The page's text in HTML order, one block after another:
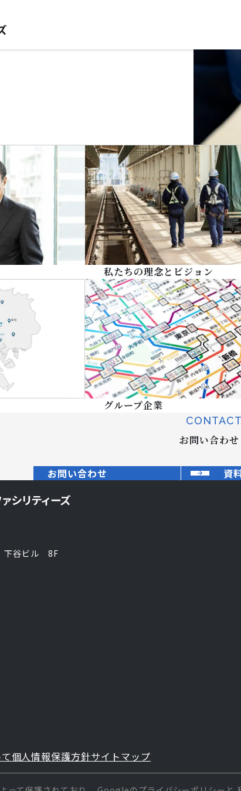
私たちの理念とビジョン
会社概要・沿革
軌道部門
実績
MetroLiDAR(メトロラ
施工実績
私たちの理念とビジョン
グループ企業
CONTACT
お問い合わせ
お問い合わせ 資
下谷ビル 8F
個人情報保護方針サイトマップ